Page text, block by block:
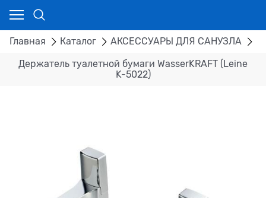
Главная Каталог АКСЕССУАРЫ ДЛЯ САНУЗЛА
Держатель туалетной бумаги WasserKRAFT (Leine
K-5022)